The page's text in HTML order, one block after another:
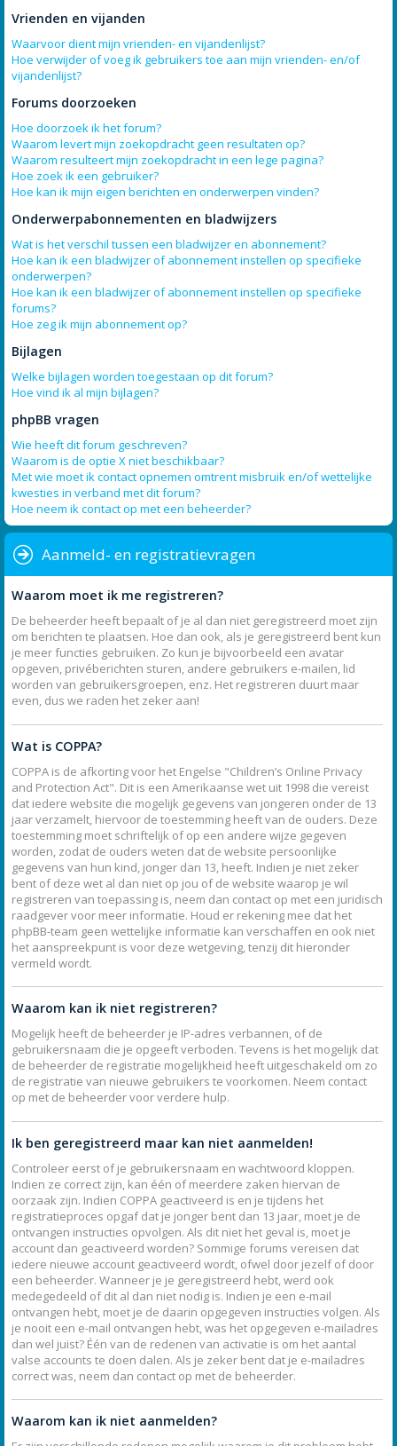
Vrienden en vijanden
Waarvoor dient mijn vrienden- en vijandenlijst?
Hoe verwijder of voeg ik gebruikers toe aan mijn vrienden- en/of
vijandenlijst?
Forums doorzoeken
Hoe doorzoek ik het forum?
Waarom levert mijn zoekopdracht geen resultaten op?
Waarom resulteert mijn zoekopdracht in een lege pagina?
Hoe zoek ik een gebruiker?
Hoe kan ik mijn eigen berichten en onderwerpen vinden?
Onderwerpabonnementen en bladwijzers
Wat is het verschil tussen een bladwijzer en abonnement?
Hoe kan ik een bladwijzer of abonnement instellen op specifieke
onderwerpen?
Hoe kan ik een bladwijzer of abonnement instellen op specifieke
forums?
Hoe zeg ik mijn abonnement op?
Bijlagen
Welke bijlagen worden toegestaan op dit forum?
Hoe vind ik al mijn bijlagen?
phpBB vragen
Wie heeft dit forum geschreven?
Waarom is de optie X niet beschikbaar?
Met wie moet ik contact opnemen omtrent misbruik en/of wettelijke
kwesties in verband met dit forum?
Hoe neem ik contact op met een beheerder?
Aanmeld- en registratievragen
Waarom moet ik me registreren?
De beheerder heeft bepaalt of je al dan niet geregistreerd moet zijn
om berichten te plaatsen. Hoe dan ook, als je geregistreerd bent kun
je meer functies gebruiken. Zo kun je bijvoorbeeld een avatar
opgeven, privéberichten sturen, andere gebruikers e-mailen, lid
worden van gebruikersgroepen, enz. Het registreren duurt maar
even, dus we raden het zeker aan!
Wat is COPPA?
COPPA is de afkorting voor het Engelse "Children’s Online Privacy
and Protection Act". Dit is een Amerikaanse wet uit 1998 die vereist
dat iedere website die mogelijk gegevens van jongeren onder de 13
jaar verzamelt, hiervoor de toestemming heeft van de ouders. Deze
toestemming moet schriftelijk of op een andere wijze gegeven
worden, zodat de ouders weten dat de website persoonlijke
gegevens van hun kind, jonger dan 13, heeft. Indien je niet zeker
bent of deze wet al dan niet op jou of de website waarop je wil
registreren van toepassing is, neem dan contact op met een juridisch
raadgever voor meer informatie. Houd er rekening mee dat het
phpBB-team geen wettelijke informatie kan verschaffen en ook niet
het aanspreekpunt is voor deze wetgeving, tenzij dit hieronder
vermeld wordt.
Waarom kan ik niet registreren?
Mogelijk heeft de beheerder je IP-adres verbannen, of de
gebruikersnaam die je opgeeft verboden. Tevens is het mogelijk dat
de beheerder de registratie mogelijkheid heeft uitgeschakeld om zo
de registratie van nieuwe gebruikers te voorkomen. Neem contact
op met de beheerder voor verdere hulp.
Ik ben geregistreerd maar kan niet aanmelden!
Controleer eerst of je gebruikersnaam en wachtwoord kloppen.
Indien ze correct zijn, kan één of meerdere zaken hiervan de
oorzaak zijn. Indien COPPA geactiveerd is en je tijdens het
registratieproces opgaf dat je jonger bent dan 13 jaar, moet je de
ontvangen instructies opvolgen. Als dit niet het geval is, moet je
account dan geactiveerd worden? Sommige forums vereisen dat
iedere nieuwe account geactiveerd wordt, ofwel door jezelf of door
een beheerder. Wanneer je je geregistreerd hebt, werd ook
medegedeeld of dit al dan niet nodig is. Indien je een e-mail
ontvangen hebt, moet je de daarin opgegeven instructies volgen. Als
je nooit een e-mail ontvangen hebt, was het opgegeven e-mailadres
dan wel juist? Één van de redenen van activatie is om het aantal
valse accounts te doen dalen. Als je zeker bent dat je e-mailadres
correct was, neem dan contact op met de beheerder.
Waarom kan ik niet aanmelden?